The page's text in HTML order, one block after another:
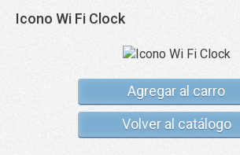
Icono Wi Fi Clock
Agregar al carro
Volver al catálogo